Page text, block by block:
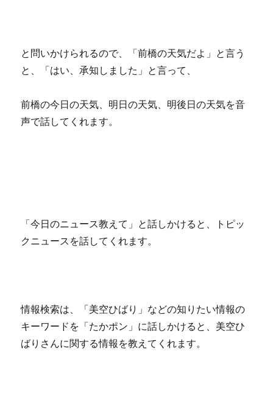
と問いかけられるので、「前橋の天気だよ」と言う
と、「はい、承知しました」と言って、
前橋の今日の天気、明日の天気、明後日の天気を音
声で話してくれます。
「今日のニュース教えて」と話しかけると、トピッ
クニュースを話してくれます。
情報検索は、「美空ひばり」などの知りたい情報の
キーワードを「たかポン」に話しかけると、美空ひ
ばりさんに関する情報を教えてくれます。